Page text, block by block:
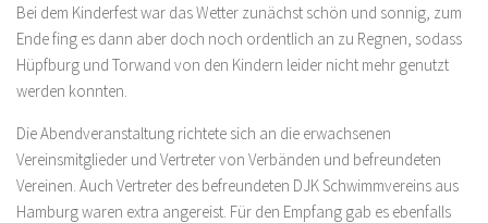
Bei dem Kinderfest war das Wetter zunächst schön und sonnig, zum
Ende fing es dann aber doch noch ordentlich an zu Regnen, sodass
Hüpfburg und Torwand von den Kindern leider nicht mehr genutzt
werden konnten.
Die Abendveranstaltung richtete sich an die erwachsenen
Vereinsmitglieder und Vertreter von Verbänden und befreundeten
Vereinen. Auch Vertreter des befreundeten DJK Schwimmvereins aus
Hamburg waren extra angereist. Für den Empfang gab es ebenfalls